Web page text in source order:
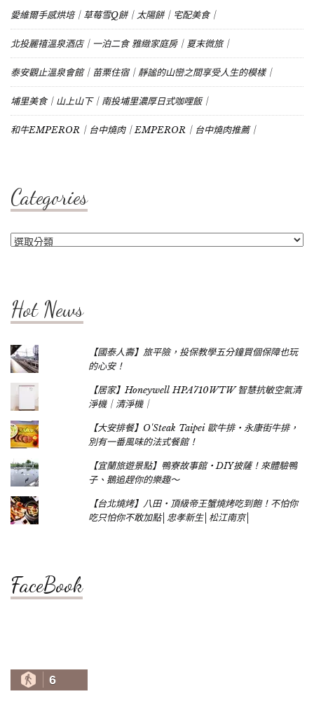
愛維爾手感烘培｜草莓雪Q餅｜太陽餅｜宅配美食｜
北投麗禧溫泉酒店｜一泊二食 雅緻家庭房｜夏末微旅｜
泰安觀止溫泉會館｜苗栗住宿｜靜謐的山巒之間享受人生的模樣｜
埔里美食｜山上山下｜南投埔里濃厚日式咖哩飯｜
和牛EMPEROR｜台中燒肉｜EMPEROR｜台中燒肉推薦｜
Categories
Categories
Hot News
【國泰人壽】旅平險，投保教學五分鐘買個保障也玩
的心安！
【居家】Honeywell HPA710WTW 智慧抗敏空氣清
淨機｜清淨機｜
【大安排餐】O'Steak Taipei 歐牛排‧永康街牛排，
別有一番風味的法式餐館！
【宜蘭旅遊景點】鴨寮故事館‧DIY披薩！來體驗鴨
子、鵝追趕你的樂趣～
【台北燒烤】八田‧頂級帝王蟹燒烤吃到飽！不怕你
吃只怕你不敢加點│忠孝新生│松江南京│
FaceBook
6